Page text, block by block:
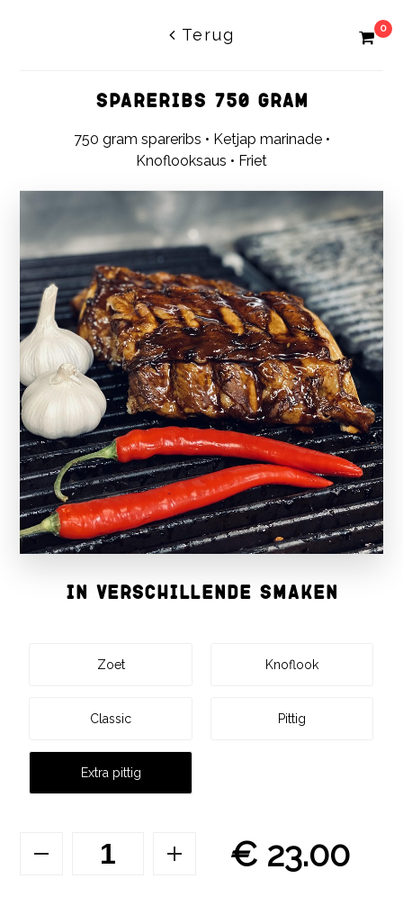
Terug 0
SPARERIBS 750 GRAM
750 gram spareribs • Ketjap marinade •
Knoflooksaus • Friet
IN VERSCHILLENDE SMAKEN
Zoet Knoflook
Classic Pittig
Extra pittig
€ 23.00